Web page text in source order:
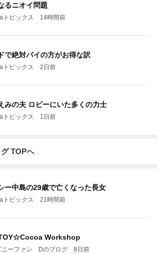
るニオイ問題
トピックス 14時間前
で絶対パイの方がお得な訳
トピックス 2日前
みの夫 ロビーにいた多くの力士
トピックス 1日前
TOPへ
ー中島の29歳で亡くなった長女
トピックス 21時間前
Workshop
ニーファン Dのブログ 8日前